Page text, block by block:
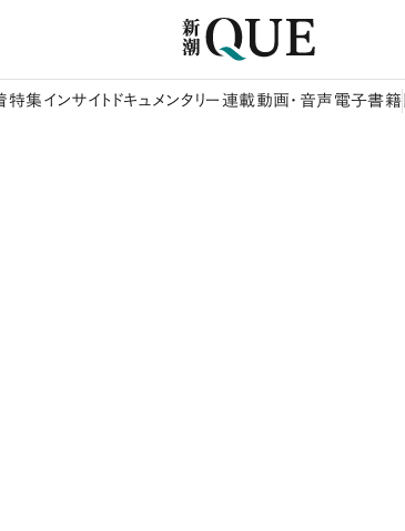
特集 インサイト ドキュメンタリー 連載動画・音声 電子書籍